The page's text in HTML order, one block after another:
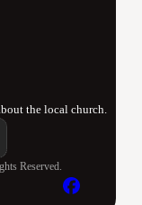
the local church.
Reserved.